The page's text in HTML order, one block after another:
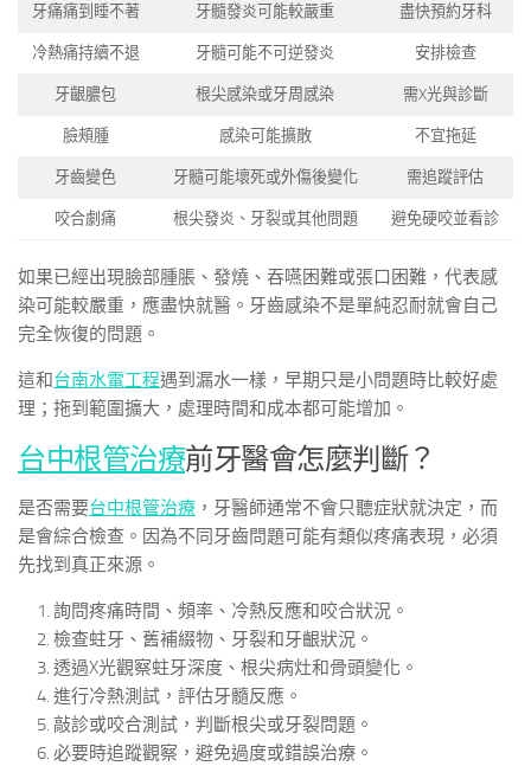
牙痛痛到睡不著 牙髓發炎可能較嚴重 盡快預約牙科
冷熱痛持續不退 牙髓可能不可逆發炎 安排檢查
牙齦膿包 根尖感染或牙周感染 需X光與診斷
臉頰腫 感染可能擴散 不宜拖延
牙齒變色 牙髓可能壞死或外傷後變化 需追蹤評估
咬合劇痛 根尖發炎、牙裂或其他問題 避免硬咬並看診
如果已經出現臉部腫脹、發燒、吞嚥困難或張口困難，代表感
染可能較嚴重，應盡快就醫。牙齒感染不是單純忍耐就會自己
完全恢復的問題。
這和台南水電工程遇到漏水一樣，早期只是小問題時比較好處
理；拖到範圍擴大，處理時間和成本都可能增加。
台中根管治療前牙醫會怎麼判斷？
是否需要台中根管治療 ，牙醫師通常不會只聽症狀就決定，而
是會綜合檢查。因為不同牙齒問題可能有類似疼痛表現，必須
先找到真正來源。
詢問疼痛時間、頻率、冷熱反應和咬合狀況。
檢查蛀牙、舊補綴物、牙裂和牙齦狀況。
透過X光觀察蛀牙深度、根尖病灶和骨頭變化。
進行冷熱測試，評估牙髓反應。
敲診或咬合測試，判斷根尖或牙裂問題。
必要時追蹤觀察，避免過度或錯誤治療。